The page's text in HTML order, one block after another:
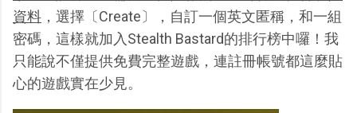
資料 ，選擇〔Create〕，自訂一個英文匿稱，和一組
密碼，這樣就加入Stealth Bastard的排行榜中囉！我
只能說不僅提供免費完整遊戲，連註冊帳號都這麼貼
心的遊戲實在少見。